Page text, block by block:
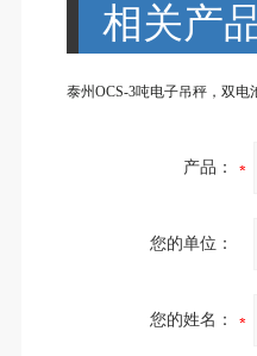
相关产
产品：
您的单位：
您的姓名：